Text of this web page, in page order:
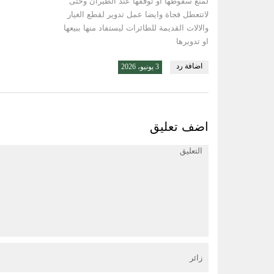
لاتتعطل فجاة وايضا عمل تدوير لقطع الغيار
والالات القديمة للطائرات ليستفاد منها ببيعها
او تدويرها
اضافة رد 3 يونيو، 2026
اضف تعليق